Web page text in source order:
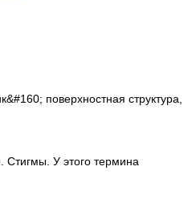
поверхностная структура,
Стигмы. У этого термина